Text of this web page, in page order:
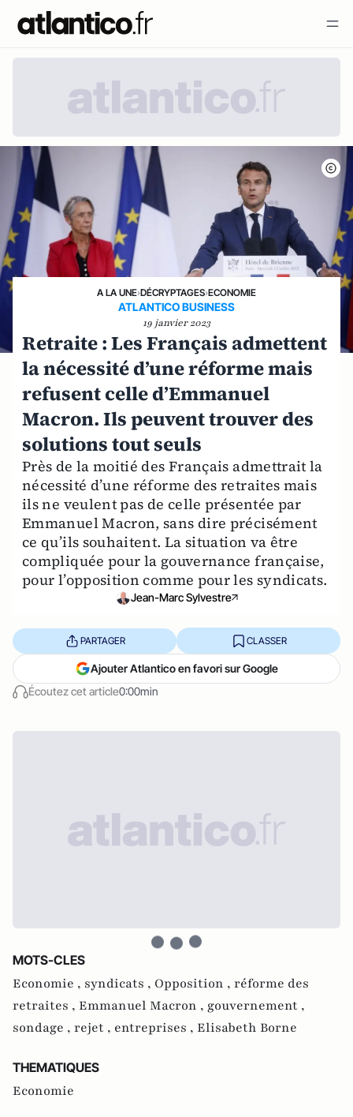
A LA UNE›DÉCRYPTAGES›ECONOMIE
ATLANTICO BUSINESS
19 janvier 2023
Retraite : Les Français admettent
la nécessité d’une réforme mais
refusent celle d’Emmanuel
Macron. Ils peuvent trouver des
solutions tout seuls
Près de la moitié des Français admettrait la
nécessité d’une réforme des retraites mais
ils ne veulent pas de celle présentée par
Emmanuel Macron, sans dire précisément
ce qu’ils souhaitent. La situation va être
compliquée pour la gouvernance française,
pour l’opposition comme pour les syndicats.
Jean-Marc Sylvestre
Écoutez cet article0:00min
PARTAGER CLASSER
Ajouter Atlantico en favori sur Google
MOTS-CLES
Economie , syndicats , Opposition , réforme des
retraites , Emmanuel Macron , gouvernement ,
sondage , rejet , entreprises , Elisabeth Borne
THEMATIQUES
Economie